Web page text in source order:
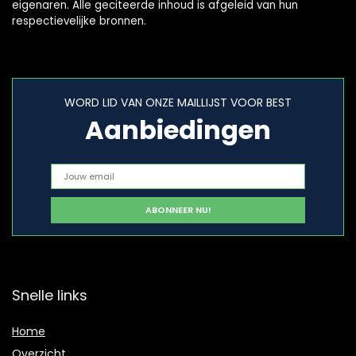
eigenaren. Alle geciteerde inhoud is afgeleid van hun
respectievelijke bronnen.
WORD LID VAN ONZE MAILLIJST VOOR BEST
Aanbiedingen
Snelle links
Home